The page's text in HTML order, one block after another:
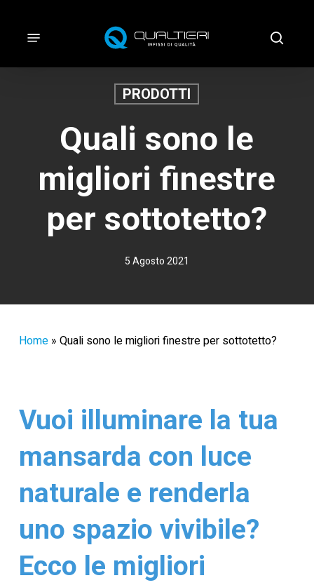
contenuto
cerca
Menu
PRODOTTI
Quali sono le
migliori finestre
per sottotetto?
5 Agosto 2021
Home» Quali sono le migliori finestre per sottotetto?
Vuoi illuminare la tua
mansarda con luce
naturale e renderla
uno spazio vivibile?
Ecco le migliori